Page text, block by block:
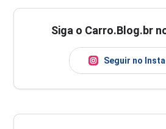
Siga o Carro.Blog.br
Seguir no